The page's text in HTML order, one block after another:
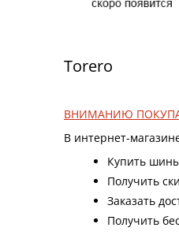
Torero
ВНИМАНИЮ
В интернет-
Купить
Получить
Заказать
Получить